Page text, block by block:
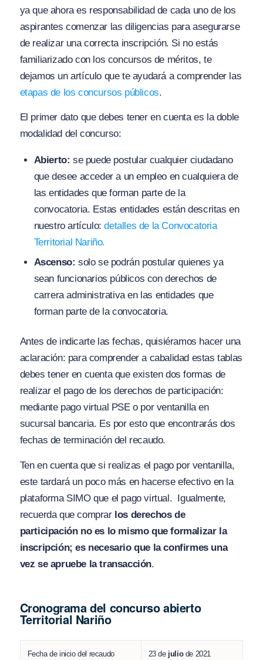
ya que ahora es responsabilidad de cada uno de los
aspirantes comenzar las diligencias para asegurarse
de realizar una correcta inscripción. Si no estás
familiarizado con los concursos de méritos, te
dejamos un artículo que te ayudará a comprender las
etapas de los concursos públicos.
El primer dato que debes tener en cuenta es la doble
modalidad del concurso:
Abierto: se puede postular cualquier ciudadano
que desee acceder a un empleo en cualquiera de
las entidades que forman parte de la
convocatoria. Estas entidades están descritas en
nuestro artículo:detalles de la Convocatoria
Territorial Nariño.
Ascenso: solo se podrán postular quienes ya
sean funcionarios públicos con derechos de
carrera administrativa en las entidades que
forman parte de la convocatoria.
Antes de indicarte las fechas, quisiéramos hacer una
aclaración: para comprender a cabalidad estas tablas
debes tener en cuenta que existen dos formas de
realizar el pago de los derechos de participación:
mediante pago virtual PSE o por ventanilla en
sucursal bancaria. Es por esto que encontrarás dos
fechas de terminación del recaudo.
Ten en cuenta que si realizas el pago por ventanilla,
este tardará un poco más en hacerse efectivo en la
plataforma SIMO que el pago virtual. Igualmente,
recuerda que comprarlos derechos de
participación no es lo mismo que formalizar la
inscripción; es necesario que la confirmes una
vez se apruebe la transacción.
Cronograma del concurso abierto
Territorial Nariño
Fecha de inicio del recaudo 23 de juliode 2021